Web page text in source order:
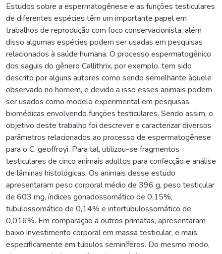
Estudos sobre a espermatogênese e as funções testiculares
de diferentes espécies têm um importante papel em
trabalhos de reprodução com foco conservacionista, além
disso algumas espécies podem ser usadas em pesquisas
relacionados à saúde humana. O processo espermatogênico
dos saguis do gênero Callithrix, por exemplo, tem sido
descrito por alguns autores como sendo semelhante àquele
observado no homem, e devido a isso esses animais podem
ser usados como modelo experimental em pesquisas
biomédicas envolvendo funções testiculares. Sendo assim, o
objetivo deste trabalho foi descrever e caracterizar diversos
parâmetros relacionados ao processo de espermatogênese
para o C. geoffroyi. Para tal, utilizou-se fragmentos
testiculares de cinco animais adultos para confecção e análise
de lâminas histológicas. Os animais desse estudo
apresentaram peso corporal médio de 396 g, peso testicular
de 603 mg, índices gonadossomático de 0,15%,
tubulossomático de 0,14% e intertubulossomático de
0,016%. Em comparação a outros primatas, apresentaram
baixo investimento corporal em massa testicular, e mais
especificamente em túbulos seminíferos. Do mesmo modo,